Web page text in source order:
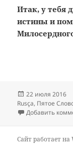
Итак, у тебя
истины и
Опубликовано
22 июля 2016
Rusça, Пятое
Добавить
Сайт работает на